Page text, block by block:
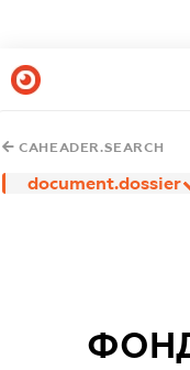
CAHEADER.SEARCH
document.dossier